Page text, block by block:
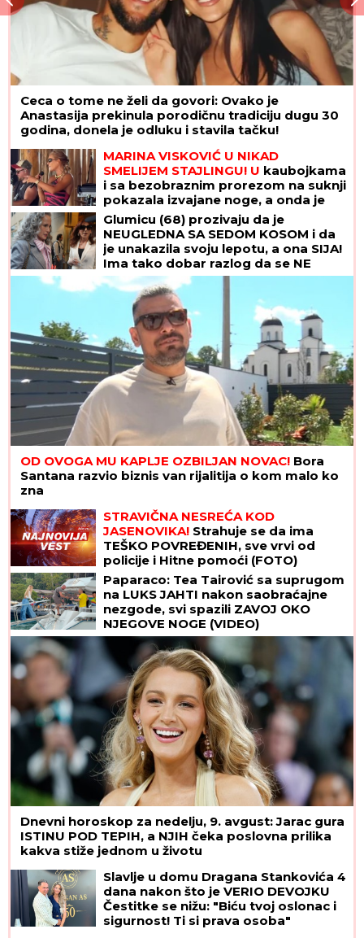
Ceca o tome ne želi da govori: Ovako je
Anastasija prekinula porodičnu tradiciju dugu 30
godina, donela je odluku i stavila tačku!
MARINA VISKOVIĆ U NIKAD
SMELIJEM STAJLINGU! U kaubojkama
i sa bezobraznim prorezom na suknji
pokazala izvajane noge, a onda je
sevnulo i više nego što je planirala
(Foto)
Glumicu (68) prozivaju da je
NEUGLEDNA SA SEDOM KOSOM i da
je unakazila svoju lepotu, a ona SIJA!
Ima tako dobar razlog da se NE
FARBA i ne mari za komentare
OD OVOGA MU KAPLJE OZBILJAN NOVAC! Bora
Santana razvio biznis van rijalitija o kom malo ko
zna
STRAVIČNA NESREĆA KOD
JASENOVIKA! Strahuje se da ima
TEŠKO POVREĐENIH, sve vrvi od
policije i Hitne pomoći (FOTO)
Paparaco: Tea Tairović sa suprugom
na LUKS JAHTI nakon saobraćajne
nezgode, svi spazili ZAVOJ OKO
NJEGOVE NOGE (VIDEO)
Dnevni horoskop za nedelju, 9. avgust: Jarac gura
ISTINU POD TEPIH, a NJIH čeka poslovna prilika
kakva stiže jednom u životu
Slavlje u domu Dragana Stankovića 4
dana nakon što je VERIO DEVOJKU
Čestitke se nižu: "Biću tvoj oslonac i
sigurnost! Ti si prava osoba"